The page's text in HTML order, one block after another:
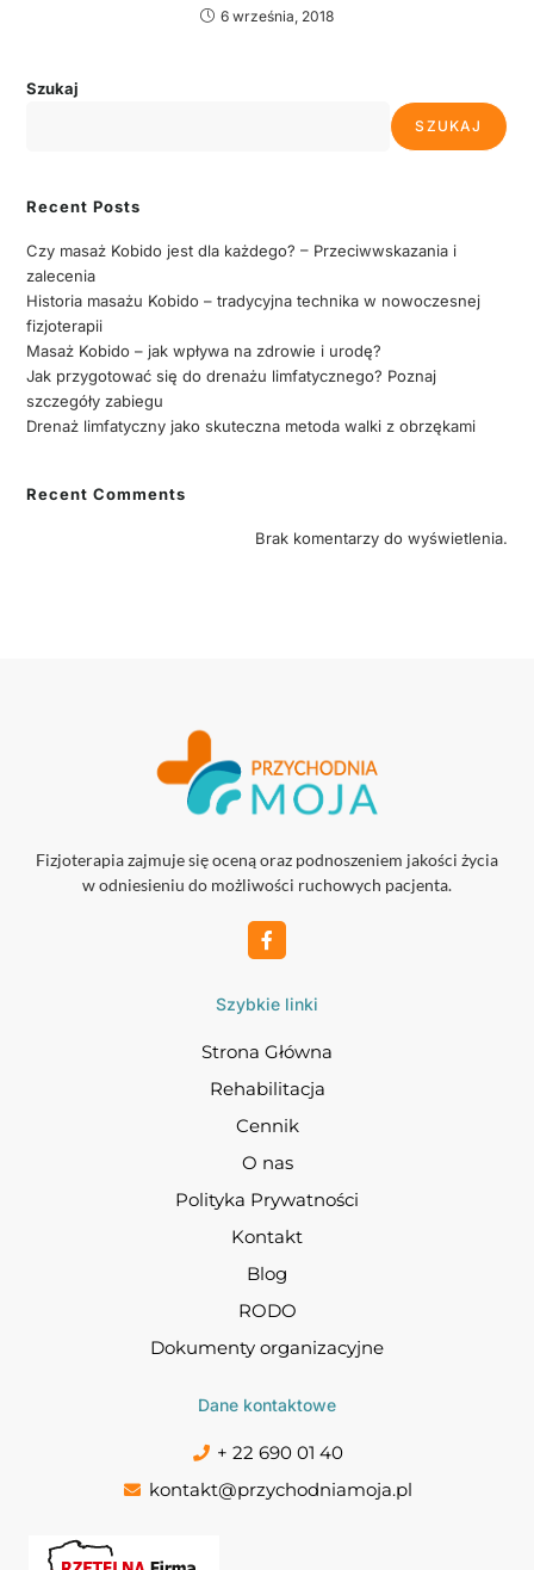
6 września, 2018
Szukaj
SZUKAJ
Recent Posts
Czy masaż Kobido jest dla każdego? – Przeciwwskazania i
zalecenia
Historia masażu Kobido – tradycyjna technika w nowoczesnej
fizjoterapii
Masaż Kobido – jak wpływa na zdrowie i urodę?
Jak przygotować się do drenażu limfatycznego? Poznaj
szczegóły zabiegu
Drenaż limfatyczny jako skuteczna metoda walki z obrzękami
Recent Comments
Brak komentarzy do wyświetlenia.
Fizjoterapia zajmuje się oceną oraz podnoszeniem jakości życia
w odniesieniu do możliwości ruchowych pacjenta.
Szybkie linki
Strona Główna
Rehabilitacja
Cennik
O nas
Polityka Prywatności
Kontakt
Blog
RODO
Dokumenty organizacyjne
Dane kontaktowe
+ 22 690 01 40
kontakt@przychodniamoja.pl